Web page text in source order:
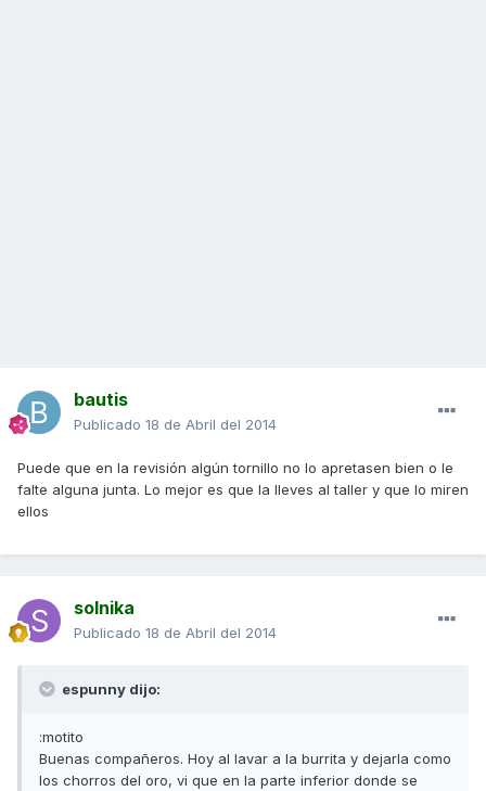
bautis
Publicado 18 de Abril del 2014
Puede que en la revisión algún tornillo no lo apretasen bien o le
falte alguna junta. Lo mejor es que la lleves al taller y que lo miren
ellos
solnika
Publicado 18 de Abril del 2014
espunny dijo:
:motito
Buenas compañeros. Hoy al lavar a la burrita y dejarla como
los chorros del oro, vi que en la parte inferior donde se